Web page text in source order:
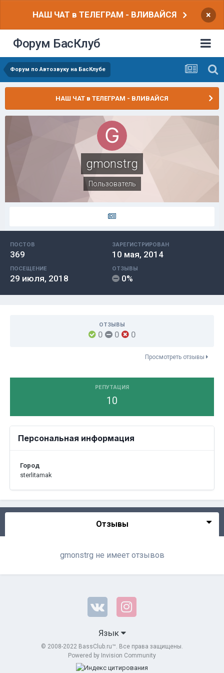
НАШ ЧАТ в ТЕЛЕГРАМ - ВЛИВАЙСЯ ×
Форум БасКлуб
Форум по Автозвуку на БасКлубе
НАШ ЧАТ в ТЕЛЕГРАМ - ВЛИВАЙСЯ
gmonstrg
Пользователь
ПОСТОВ
369
ЗАРЕГИСТРИРОВАН
10 мая, 2014
ПОСЕЩЕНИЕ
29 июля, 2018
ОТЗЫВЫ
0%
ОТЗЫВЫ
0 0 0
Просмотреть отзывы
РЕПУТАЦИЯ
10
Персональная информация
Город
sterlitamak
Отзывы
gmonstrg не имеет отзывов
Язык
© 2008-2022 BassClub.ru™. Все права защищены.
Powered by Invision Community